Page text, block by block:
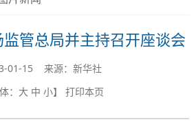
管总局并主持召开座谈会
01-15 来源：​新华社
： 大 中 小】 打印本页